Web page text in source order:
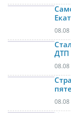
08.08
ДТП
08.08
08.08